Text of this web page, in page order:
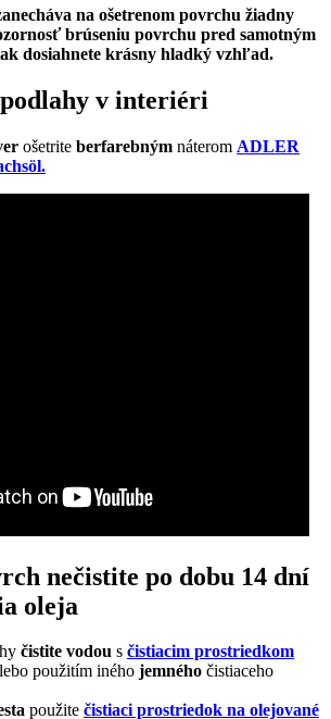
na ošetrenom povrchu žiadny
brúseniu povrchu pred samotným
dosiahnete krásny hladký vzhľad.
v interiéri
ošetrite berfarebným náterom ADLER
nečistite po dobu 14 dní
oleja
čistite vodou s čistiacim prostriedkom
použitím iného jemného čistiaceho
použite čistiaci prostriedok na olejované